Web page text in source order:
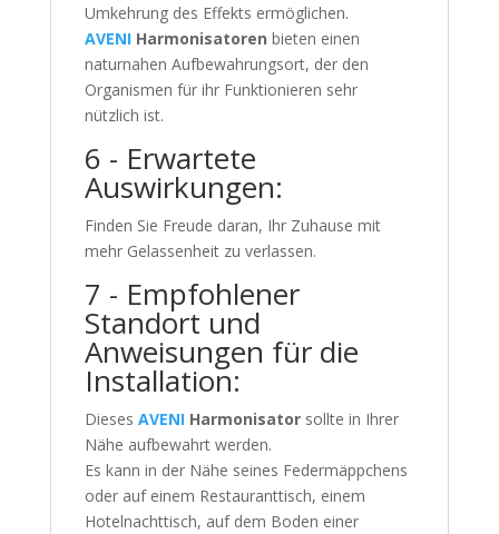
Umkehrung des Effekts ermöglichen.
AVENI Harmonisatoren bieten einen
naturnahen Aufbewahrungsort, der den
Organismen für ihr Funktionieren sehr
nützlich ist.
6 - Erwartete
Auswirkungen:
Finden Sie Freude daran, Ihr Zuhause mit
mehr Gelassenheit zu verlassen.
7 - Empfohlener
Standort und
Anweisungen für die
Installation:
Dieses AVENI Harmonisatorsollte in Ihrer
Nähe aufbewahrt werden.
Es kann in der Nähe seines Federmäppchens
oder auf einem Restauranttisch, einem
Hotelnachttisch, auf dem Boden einer